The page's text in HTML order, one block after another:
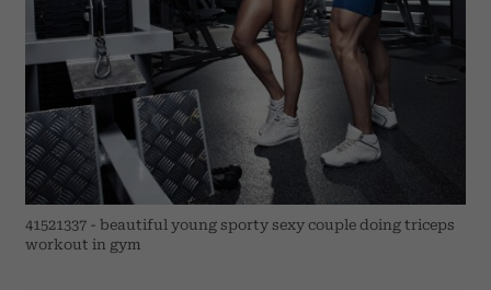
41521337 - beautiful young sporty sexy couple doing triceps
workout in gym